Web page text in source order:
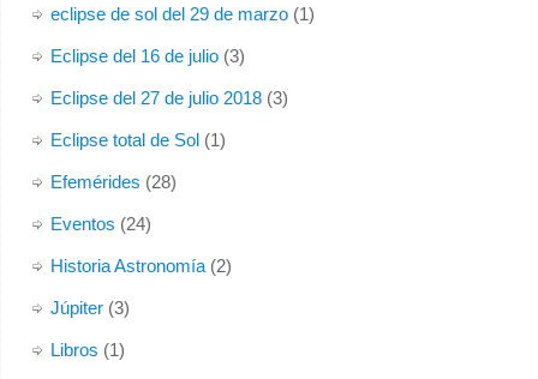
eclipse de sol del 29 de marzo(1)
Eclipse del 16 de julio(3)
Eclipse del 27 de julio 2018(3)
Eclipse total de Sol(1)
Efemérides (28)
Eventos (24)
Historia Astronomía(2)
Júpiter(3)
Libros (1)